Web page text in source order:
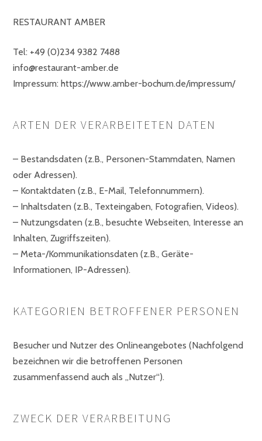
RESTAURANT AMBER
Tel: +49 (0)234 9382 7488
info@restaurant-amber.de
Impressum: https://www.amber-bochum.de/impressum/
ARTEN DER VERARBEITETEN DATEN
– Bestandsdaten (z.B., Personen-Stammdaten, Namen
oder Adressen).
– Kontaktdaten (z.B., E-Mail, Telefonnummern).
– Inhaltsdaten (z.B., Texteingaben, Fotografien, Videos).
– Nutzungsdaten (z.B., besuchte Webseiten, Interesse an
Inhalten, Zugriffszeiten).
– Meta-/Kommunikationsdaten (z.B., Geräte-
Informationen, IP-Adressen).
KATEGORIEN BETROFFENER PERSONEN
Besucher und Nutzer des Onlineangebotes (Nachfolgend
bezeichnen wir die betroffenen Personen
zusammenfassend auch als „Nutzer“).
ZWECK DER VERARBEITUNG